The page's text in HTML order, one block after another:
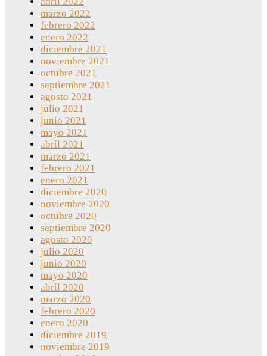
marzo 2022
febrero 2022
enero 2022
diciembre 2021
noviembre 2021
octubre 2021
septiembre 2021
agosto 2021
julio 2021
junio 2021
mayo 2021
abril 2021
marzo 2021
febrero 2021
enero 2021
diciembre 2020
noviembre 2020
octubre 2020
septiembre 2020
agosto 2020
julio 2020
junio 2020
mayo 2020
abril 2020
marzo 2020
febrero 2020
enero 2020
diciembre 2019
noviembre 2019